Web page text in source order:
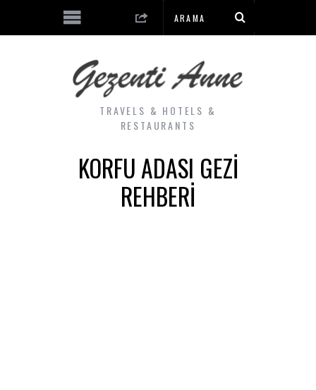
TRAVELS & HOTELS &
RESTAURANTS
KORFU ADASI GEZI
REHBERI